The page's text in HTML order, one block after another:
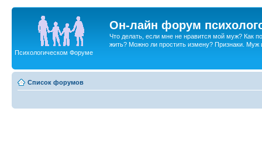
Он-лайн форум
Что делать, если мне не нравится мой муж? Как
жить? Можно ли простить измену? Признаки. Муж
Психологическом Форуме
Список форумов